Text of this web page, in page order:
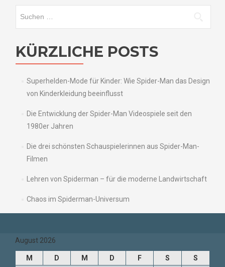
KÜRZLICHE POSTS
Superhelden-Mode für Kinder: Wie Spider-Man das Design
von Kinderkleidung beeinflusst
Die Entwicklung der Spider-Man Videospiele seit den
1980er Jahren
Die drei schönsten Schauspielerinnen aus Spider-Man-
Filmen
Lehren von Spiderman – für die moderne Landwirtschaft
Chaos im Spiderman-Universum
August 2026
M D M D F S S